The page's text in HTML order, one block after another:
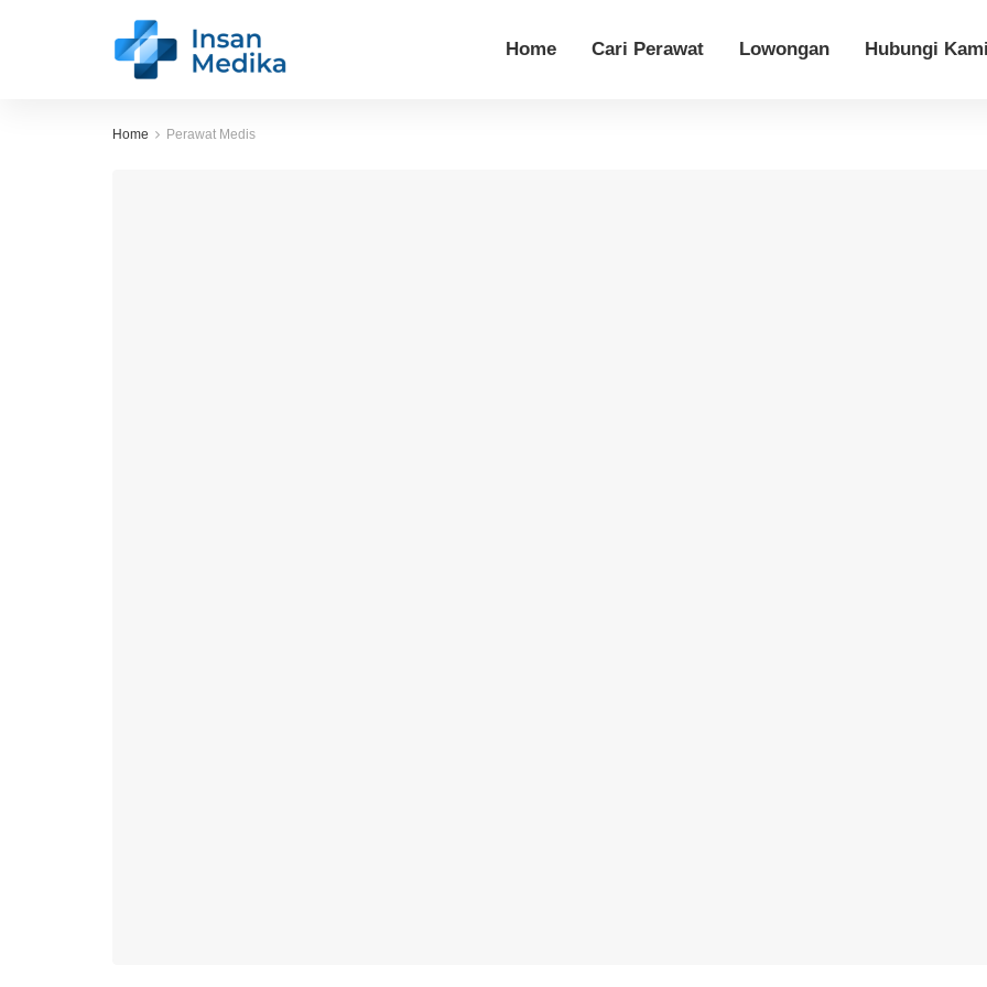
Home Cari Perawat Lowongan Hubungi Kami
Home Perawat Medis